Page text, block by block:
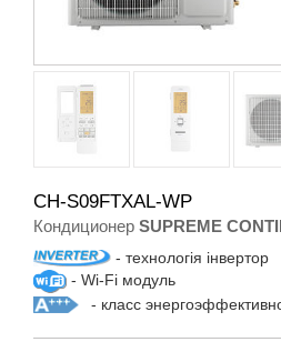
CH-S09FTXAL-WP
Кондиционер SUPREME
- технологія інвертор
- Wi-Fi модуль
- класс